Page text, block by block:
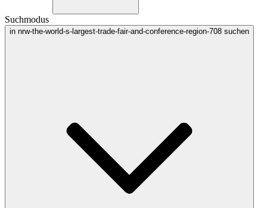
Suchmodus
in nrw-the-world-s-largest-trade-fair-and-conference-region-708 suchen